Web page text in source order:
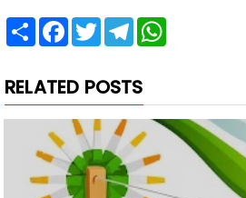
Share Facebook
TwitterTelegram
RELATED POSTS